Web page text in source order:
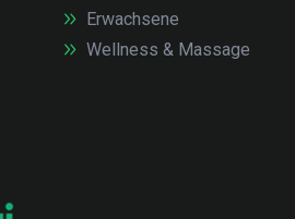
Erwachsene
Wellness & Massage